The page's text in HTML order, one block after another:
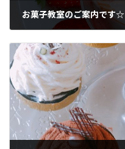
お菓子教室のご案内です☆